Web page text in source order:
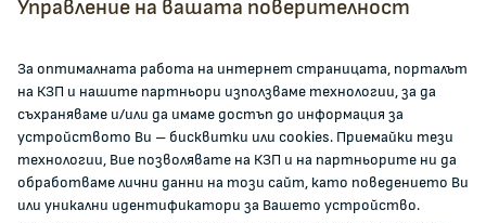
ЗА КОМИСИЯТА
За КЗП
Кои сме ние
Управление на вашата поверителност
За оптималната работа на интернет страницата, порталът
на КЗП и нашите партньори използваме технологии, за да
съхраняваме и/или да имаме достъп до информация за
устройството Ви – бисквитки или cookies. Приемайки тези
технологии, Вие позволявате на КЗП и на партньорите ни да
обработваме лични данни на този сайт, като поведението Ви
или уникални идентификатори за Вашето устройство.